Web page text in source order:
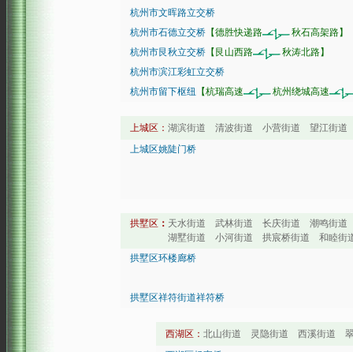
杭州市文晖路立交桥
杭州市石德立交桥 【德胜快递路
秋石高架路】
杭州市艮秋立交桥 【艮山西路
秋涛北路】
杭州市滨江彩虹立交桥
杭州市留下枢纽
【杭瑞高速 杭州绕城高速
上城区： 湖滨街道 清波街道 小营街道 望江街道
上城区姚陡门桥
拱墅区 ： 天水街道 武林街道 长庆街道 潮鸣街
湖墅街道 小河街道 拱宸桥街道 和睦街
拱墅区环楼廊桥
拱墅区祥符街道祥符桥
西湖区： 北山街道 灵隐街道 西溪街道